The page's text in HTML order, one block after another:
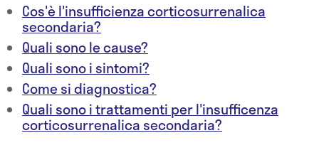
Cos'è l'insufficienza corticosurrenalica
secondaria?
Quali sono le cause?
Quali sono i sintomi?
Come si diagnostica?
Quali sono i trattamenti per l'insufficenza
corticosurrenalica secondaria?